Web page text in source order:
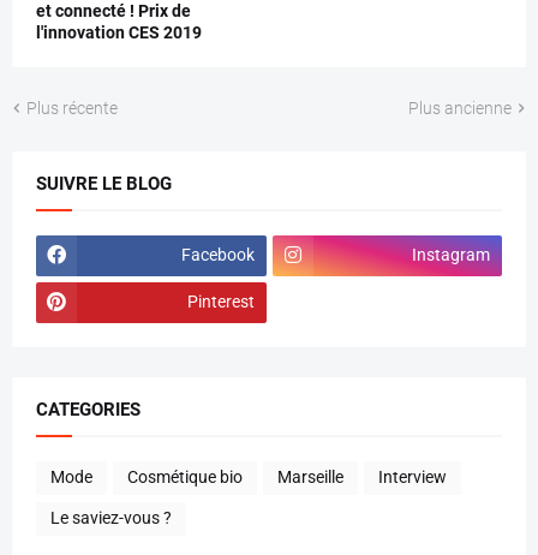
et connecté ! Prix de
l'innovation CES 2019
Plus récente Plus ancienne
SUIVRE LE BLOG
Facebook Instagram
Pinterest
CATEGORIES
Mode Cosmétique bio Marseille Interview
Le saviez-vous ?